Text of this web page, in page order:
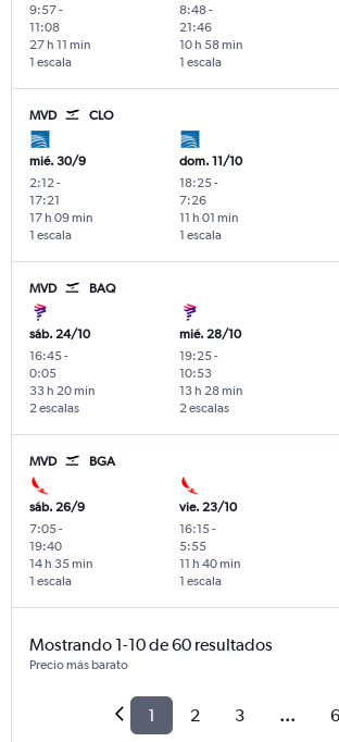
9:57-
11:08
1 escala
27 h 11 min
8:48-
21:46
1 escala
10 h 58 min
MVD CLO
mié. 30/9
2:12-
17:21
1 escala
17 h 09 min
dom. 11/10
18:25-
7:26
1 escala
11 h 01 min
MVD BAQ
sáb. 24/10
16:45-
0:05
2 escalas
33 h 20 min
mié. 28/10
19:25-
10:53
2 escalas
13 h 28 min
MVD BGA
sáb. 26/9
7:05-
19:40
1 escala
14 h 35 min
vie. 23/10
16:15-
5:55
1 escala
11 h 40 min
Mostrando 1-10 de 60 resultados
Precio más barato
1 2 3 ... 6